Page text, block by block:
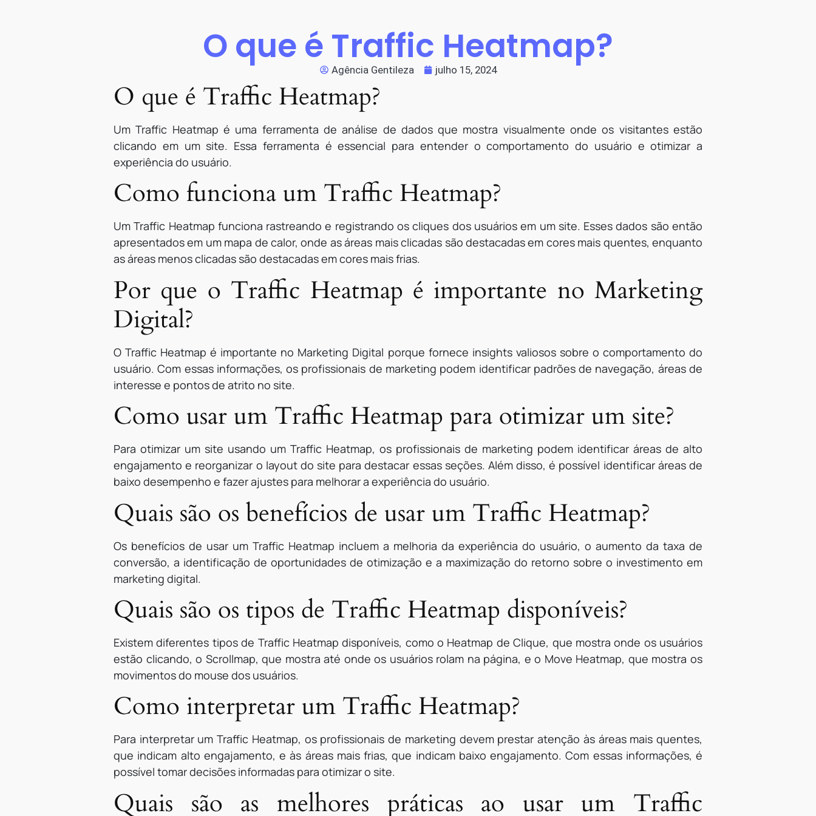
O que é Traffic Heatmap?
Agência Gentileza julho 15, 2024
O que é Traffic Heatmap?
Um Traffic Heatmap é uma ferramenta de análise de dados que mostra visualmente onde os visitantes estão
clicando em um site. Essa ferramenta é essencial para entender o comportamento do usuário e otimizar a
experiência do usuário.
Como funciona um Traffic Heatmap?
Um Traffic Heatmap funciona rastreando e registrando os cliques dos usuários em um site. Esses dados são então
apresentados em um mapa de calor, onde as áreas mais clicadas são destacadas em cores mais quentes, enquanto
as áreas menos clicadas são destacadas em cores mais frias.
Por que o Traffic Heatmap é importante no Marketing
Digital?
O Traffic Heatmap é importante no Marketing Digital porque fornece insights valiosos sobre o comportamento do
usuário. Com essas informações, os profissionais de marketing podem identificar padrões de navegação, áreas de
interesse e pontos de atrito no site.
Como usar um Traffic Heatmap para otimizar um site?
Para otimizar um site usando um Traffic Heatmap, os profissionais de marketing podem identificar áreas de alto
engajamento e reorganizar o layout do site para destacar essas seções. Além disso, é possível identificar áreas de
baixo desempenho e fazer ajustes para melhorar a experiência do usuário.
Quais são os benefícios de usar um Traffic Heatmap?
Os benefícios de usar um Traffic Heatmap incluem a melhoria da experiência do usuário, o aumento da taxa de
conversão, a identificação de oportunidades de otimização e a maximização do retorno sobre o investimento em
marketing digital.
Quais são os tipos de Traffic Heatmap disponíveis?
Existem diferentes tipos de Traffic Heatmap disponíveis, como o Heatmap de Clique, que mostra onde os usuários
estão clicando, o Scrollmap, que mostra até onde os usuários rolam na página, e o Move Heatmap, que mostra os
movimentos do mouse dos usuários.
Como interpretar um Traffic Heatmap?
Para interpretar um Traffic Heatmap, os profissionais de marketing devem prestar atenção às áreas mais quentes,
que indicam alto engajamento, e às áreas mais frias, que indicam baixo engajamento. Com essas informações, é
possível tomar decisões informadas para otimizar o site.
Quais são as melhores práticas ao usar um Traffic